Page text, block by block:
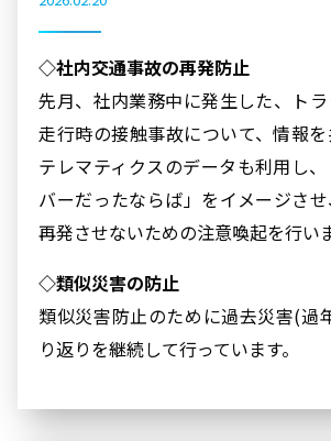
◇社内交通事故の再発防止
先月、社内業務中に発生した、ト
走行時の接触事故について、情報を
テレマティクスのデータも利用し
バーだったならば」をイメージさ
再発させないための注意喚起を行い
◇類似災害の防止
類似災害防止のために過去災害(過
り返りを継続して行っています。